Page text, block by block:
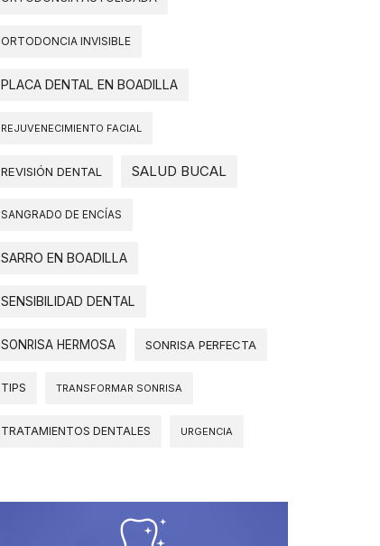
ORTODONCIA INVISIBLE
PLACA DENTAL EN BOADILLA
REJUVENECIMIENTO FACIAL
REVISIÓN DENTAL SALUD BUCAL
SANGRADO DE ENCÍAS
SARRO EN BOADILLA
SENSIBILIDAD DENTAL
SONRISA HERMOSA SONRISA PERFECTA
TIPS TRANSFORMAR SONRISA
TRATAMIENTOS DENTALES URGENCIA